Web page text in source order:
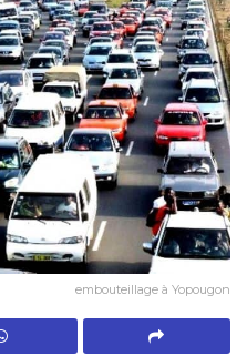
embouteillage à Yopougon